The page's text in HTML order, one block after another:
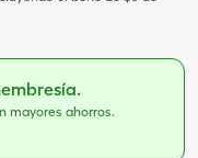
mayores ahorros.